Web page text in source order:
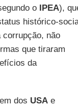
o IPEA),
histórico-
corrupção, não
que tiraram
da
dos USAe